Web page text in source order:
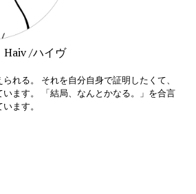
Haiv /ハイヴ
れる。 それを自分自身で証明したくて、
ます。 「結局、なんとかなる。」を合言
ます。